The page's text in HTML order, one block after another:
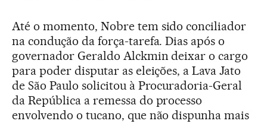
Até o momento, Nobre tem sido conciliador
na condução da força-tarefa. Dias após o
governador Geraldo Alckmin deixar o cargo
para poder disputar as eleições, a Lava Jato
de São Paulo solicitou à Procuradoria-Geral
da República a remessa do processo
envolvendo o tucano, que não dispunha mais